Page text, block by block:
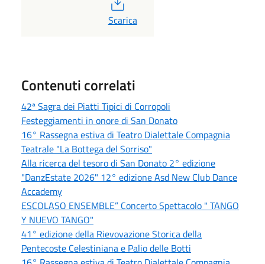
PDF
Scarica
Contenuti correlati
42ª Sagra dei Piatti Tipici di Corropoli
Festeggiamenti in onore di San Donato
16° Rassegna estiva di Teatro Dialettale Compagnia
Teatrale "La Bottega del Sorriso"
Alla ricerca del tesoro di San Donato 2° edizione
"DanzEstate 2026" 12° edizione Asd New Club Dance
Accademy
ESCOLASO ENSEMBLE” Concerto Spettacolo " TANGO
Y NUEVO TANGO"
41° edizione della Rievovazione Storica della
Pentecoste Celestiniana e Palio delle Botti